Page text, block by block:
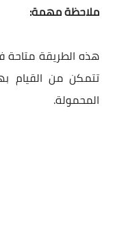
ملاحظة مهمة:
تتمكن من القيام
المحمولة.